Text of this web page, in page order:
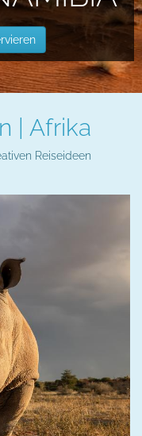
| Afrika
Reiseideen